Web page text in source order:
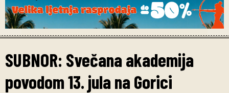
SUBNOR: Svečana akademija
povodom 13. jula na Gorici